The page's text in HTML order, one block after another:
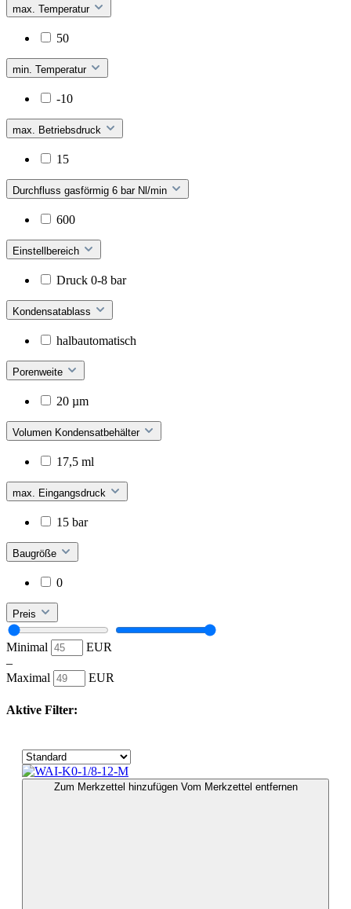
max. Temperatur
50
min. Temperatur
-10
max. Betriebsdruck
15
Durchfluss gasförmig 6 bar Nl/min
600
Einstellbereich
Druck 0-8 bar
Kondensatablass
halbautomatisch
Porenweite
20 µm
Volumen Kondensatbehälter
17,5 ml
max. Eingangsdruck
15 bar
Baugröße
0
Preis
Minimal
EUR
–
Maximal
EUR
Aktive Filter:
Zum Merkzettel hinzufügen Vom Merkzettel entfernen